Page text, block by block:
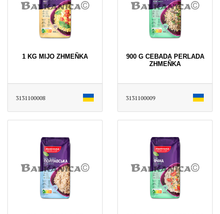
1 KG MIJO ZHMEÑKA
3131100008
900 G CEBADA PERLADA
ZHMEÑKA
3131100009